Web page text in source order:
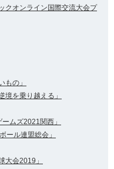
クオンライン国際交流大会プ
の」
を乗り越える」
ムズ2021関西」
ール連盟総会」
大会2019」